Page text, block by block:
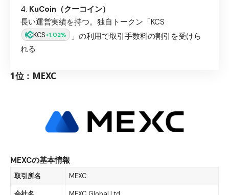
KuCoin（クーコイン）
長い運営実績を持つ。独自トークン「KCS
KCS+1.02%
」の利用で取引手数料の割引を受けら
れる
1位：MEXC
MEXCの基本情報
取引所名 MEXC